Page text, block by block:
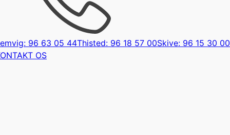
96 63 05 44Thisted: 96 18 57 00Skive: 96 15 30 00
OS